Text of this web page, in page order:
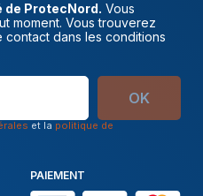
ProtecNord. Vous
moment. Vous trouverez
dans les conditions
OK
et la politique de
PAIEMENT